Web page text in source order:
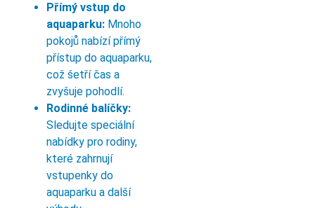
Přímý vstup do
aquaparku: Mnoho
pokojů nabízí přímý
přístup do aquaparku,
což šetří čas a
zvyšuje pohodlí.
Rodinné balíčky:
Sledujte speciální
nabídky pro rodiny,
které zahrnují
vstupenky do
aquaparku a další